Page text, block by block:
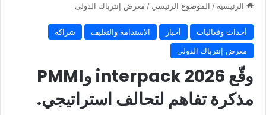
الرئيسية / الموضوع الرئيسي / معرض إنترباك الدولى
أحداث وفعاليات أخبار الاستدامة والتغليف
شراكة
معرض إنترباك الدولى
وقّع interpack 2026 وPMMI
مذكرة تفاهم لتحالف استراتيجي.